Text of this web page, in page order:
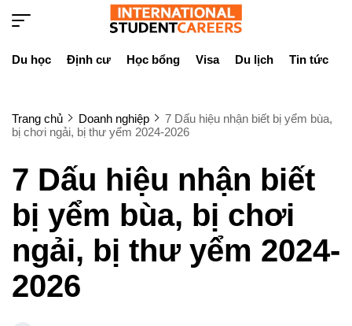
Du học Định cư Học bổng Visa Du lịch Tin tức
Trang chủ Doanh nghiệp
7 Dấu hiệu nhận biết bị yểm bùa,
bị chơi ngải, bị thư yểm 2024-2026
7 Dấu hiệu nhận biết
bị yểm bùa, bị chơi
ngải, bị thư yểm 2024-
2026